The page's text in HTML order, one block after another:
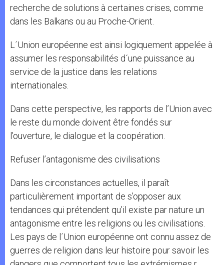
recherche de solutions à certaines crises, comme
dans les Balkans ou au Proche-Orient.
L´Union européenne est ainsi logiquement appelée à
assumer les responsabilités d´une puissance au
service de la justice dans les relations
internationales.
Dans cette perspective, les rapports de l’Union avec
le reste du monde doivent être fondés sur
l’ouverture, le dialogue et la coopération.
Refuser l’antagonisme des civilisations
Dans les circonstances actuelles, il paraît
particulièrement important de s’opposer aux
tendances qui prétendent qu’il existe par nature un
antagonisme entre les religions ou les civilisations.
Les pays de l´Union européenne ont connu assez de
guerres de religion dans leur histoire pour savoir les